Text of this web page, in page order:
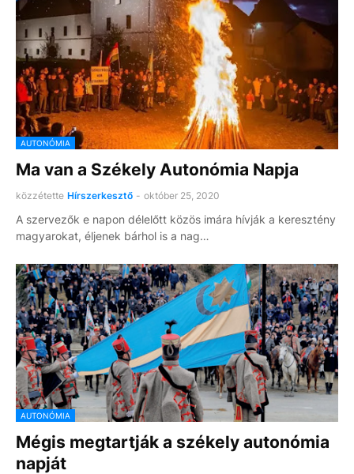
AUTONÓMIA
Ma van a Székely Autonómia Napja
közzétette Hírszerkesztő - október 25, 2020
A szervezők e napon délelőtt közös imára hívják a keresztény
magyarokat, éljenek bárhol is a nag…
AUTONÓMIA
Mégis megtartják a székely autonómia
napját